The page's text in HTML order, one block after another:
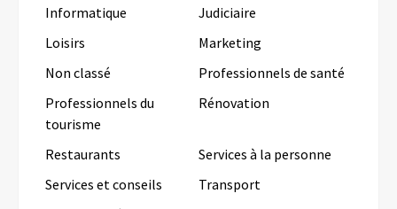
Informatique
Judiciaire
Loisirs
Marketing
Non classé
Professionnels de santé
Professionnels du
tourisme
Rénovation
Restaurants
Services à la personne
Services et conseils
Transport